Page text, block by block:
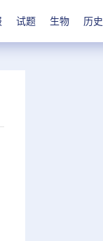
试题 生物 历史